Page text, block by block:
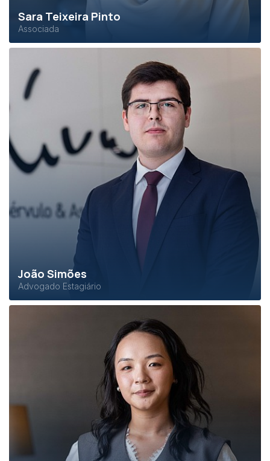
Sara Teixeira Pinto
Associada
João Simões
Advogado Estagiário